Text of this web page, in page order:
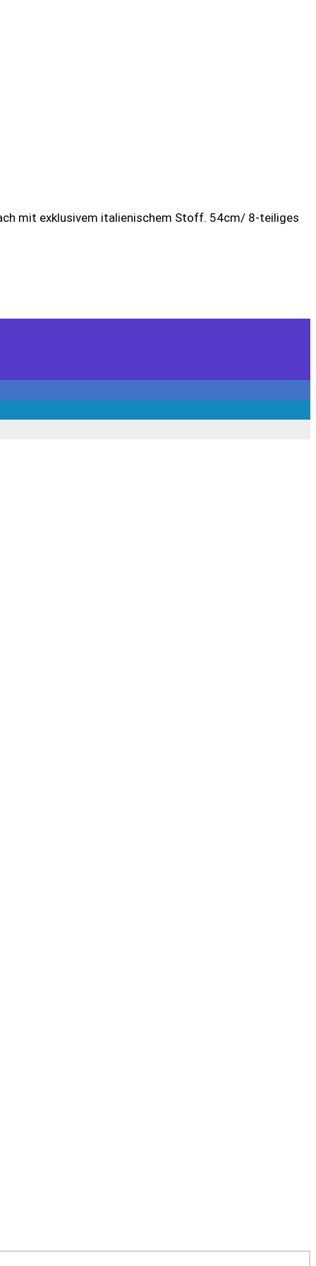
mit exklusivem italienischem Stoff. 54cm/ 8-teiliges